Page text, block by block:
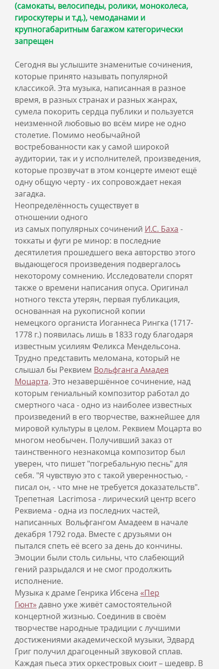
(самокаты, велосипеды, ролики, моноколеса,
гироскутеры и т.д.), чемоданами и
крупногабаритным багажом категорически
запрещен
Сегодня вы услышите знаменитые сочинения,
которые принято называть популярной
классикой. Эта музыка, написанная в разное
время, в разных странах и разных жанрах,
сумела покорить сердца публики и пользуется
неизменной любовью во всём мире не одно
столетие. Помимо необычайной
востребованности как у самой широкой
аудитории, так и у исполнителей, произведения,
которые прозвучат в этом концерте имеют ещё
одну общую черту - их сопровождает некая
загадка.
Неопределённость существует в
отношении одного
из самых популярных сочинений И.С. Баха -
токкаты и фуги ре минор: в последние
десятилетия прошедшего века авторство этого
выдающегося произведения подвергалось
некоторому сомнению. Исследователи спорят
также о времени написания опуса. Оригинал
нотного текста утерян, первая публикация,
основанная на рукописной копии
немецкого органиста Иоганнеса Рингка (1717-
1778 г.) появилась лишь в 1833 году благодаря
известным усилиям Феликса Мендельсона.
Трудно представить меломана, который не
слышал бы Реквием Вольфганга Амадея
Моцарта. Это незавершённое сочинение, над
которым гениальный композитор работал до
смертного часа - одно из наиболее известных
произведений в его творчестве, важнейшее для
мировой культуры в целом. Реквием Моцарта во
многом необычен. Получивший заказ от
таинственного незнакомца композитор был
уверен, что пишет "погребальную песнь" для
себя. "Я чувствую это с такой уверенностью, -
писал он, - что мне не требуется доказательств".
Трепетная Lacrimosa - лирический центр всего
Реквиема - одна из последних частей,
написанных Вольфгангом Амадеем в начале
декабря 1792 года. Вместе с друзьями он
пытался спеть её всего за день до кончины.
Эмоции были столь сильны, что слабеющий
гений разрыдался и не смог продолжить
исполнение.
Музыка к драме Генрика Ибсена «Пер
Гюнт»давно уже живёт самостоятельной
концертной жизнью. Соединив в своём
творчестве народные традиции с лучшими
достижениями академической музыки, Эдвард
Григ получил драгоценный звуковой сплав.
Каждая пьеса этих оркестровых сюит – шедевр. В